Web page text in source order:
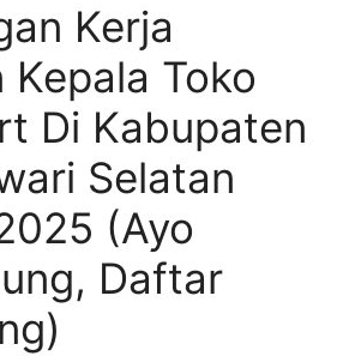
Kerja
Kepala Toko
Di Kabupaten
Selatan
(Ayo
Daftar